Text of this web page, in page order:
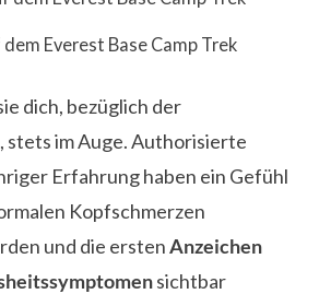
Everest Base Camp Trek
dich, bezüglich der
stets im Auge. Authorisierte
Erfahrung haben ein Gefühl
Kopfschmerzen
und die erstenAnzeichen
sichtbar